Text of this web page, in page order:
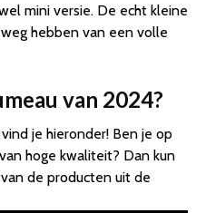
mini versie. De echt kleine
hebben van een volle
van 2024?
je hieronder! Ben je op
hoge kwaliteit? Dan kun
de producten uit de